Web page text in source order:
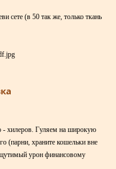
сете (в 50 так же, только ткань
- хилеров. Гуляем на широкую
(парни, храните кошельки вне
урон финансовому